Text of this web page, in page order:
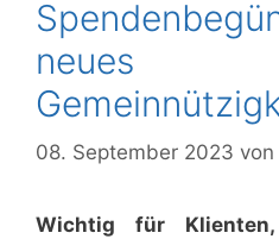
neues
08. September 2023 von
Wichtig für